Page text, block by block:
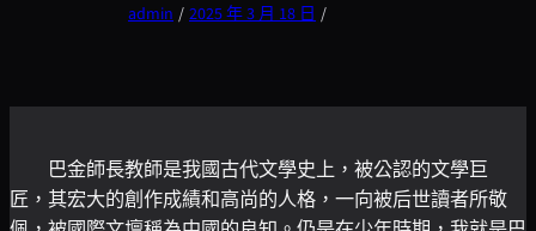
admin / 2025 年 3 月 18 日 /
巴金師長教師是我國古代文學史上，被公認的文學巨
匠，其宏大的創作成績和高尚的人格，一向被后世讀者所敬